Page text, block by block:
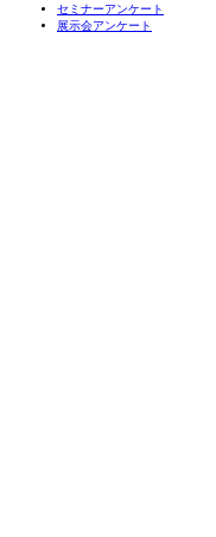
セミナーアンケート
展示会アンケート